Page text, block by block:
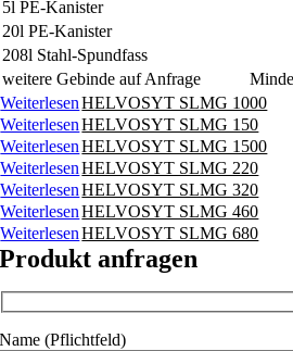
5l PE-Kanister
20l PE-Kanister
208l Stahl-Spundfass
weitere Gebinde auf Anfrage
WeiterlesenHELVOSYT SLMG 1000
WeiterlesenHELVOSYT SLMG 150
WeiterlesenHELVOSYT SLMG 1500
WeiterlesenHELVOSYT SLMG 220
WeiterlesenHELVOSYT SLMG 320
WeiterlesenHELVOSYT SLMG 460
WeiterlesenHELVOSYT SLMG 680
Produkt anfragen
Name (Pflichtfeld)